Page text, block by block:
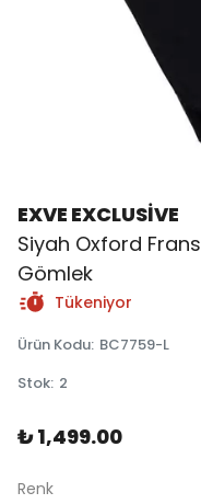
EXVE EXCLUSİVE
Siyah Oxford
Gömlek
Tükeniyor
Ürün Kodu: BC7759-L
Stok: 2
₺ 1,499.00
Renk